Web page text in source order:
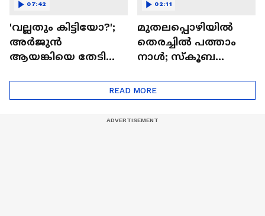
'വല്ലതും കിട്ടിയോ?';
അർജുൻ
ആയങ്കിയെ തേടി
ഇരച്ചെത്തിയത് 8
07:42
മുതലപ്പൊഴിയിൽ
തെരച്ചിൽ പത്താം
നാൾ; സ്കൂബ
ഭാഗത്ത് തെരച്ചിൽ
തുടരുന്നു |
02:11
READ MORE